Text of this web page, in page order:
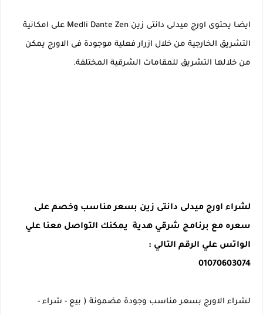
ايضا يحتوى اورج ميدلى دانتى زين Medli Dante Zen على امكانية
التشريق الخارجية من خلال ازرار فعلية موجودة فى الاورج يمكن
من خلالها التشريق للمقامات الشرقية المختلفة.
لشراء اورج ميدلى دانتى زين بسعر مناسب وخصم على
سعره مع برنامج شرقي هدية يمكنك التواصل معنا علي
الواتس علي الرقم التالي :
01070603074
لشراء الاورج بسعر مناسب وجودة مضمونة ( بيع - شراء -